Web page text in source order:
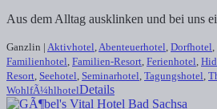
Aus dem Alltag ausklinken und bei uns
Ganzlin | Aktivhotel Abenteuerhotel Dorfhotel
Familienhotel Familien-Resort Ferienhotel
Resort Seehotel Seminarhotel Tagungshotel
WohlfÃ¼hlhotelDetails